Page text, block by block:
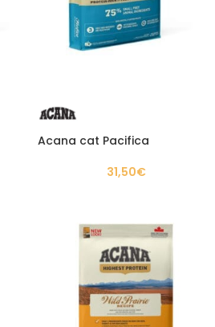
Acana cat Pacifica
31,50€